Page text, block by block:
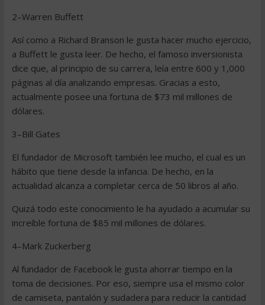
2–Warren Buffett
Así como a Richard Branson le gusta hacer mucho ejercicio,
a Buffett le gusta leer. De hecho, el famoso inversionista
dice que, al principio de su carrera, leía entre 600 y 1,000
páginas al día analizando empresas. Gracias a esto,
actualmente posee una fortuna de $73 mil millones de
dólares.
3–Bill Gates
El fundador de Microsoft también lee mucho, el cual es un
hábito que tiene desde la infancia. De hecho, en la
actualidad alcanza a completar cerca de 50 libros al año.
Quizá todo este conocimiento le ha ayudado a acumular su
increíble fortuna de $85 mil millones de dólares.
4–Mark Zuckerberg
Al fundador de Facebook le gusta ahorrar tiempo en la
toma de decisiones. Por eso, siempre usa el mismo color
de camiseta, pantalón y sudadera para reducir la cantidad